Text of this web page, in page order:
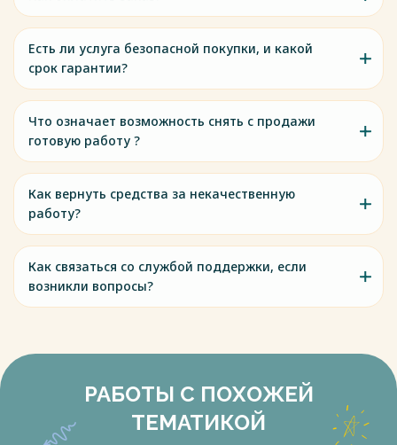
информационной системе "Единый портал
государственных и муниципальных услуг (функций)",
"Требованиями к региональным порталам государственных
и муниципальных услуг (функций)") // "Российская газета",
N 246, 02.11.2011.
Весь текст будет доступенпосле покупки
Есть ли услуга безопасной покупки, и какой
срок гарантии?
Что означает возможность снять с продажи
готовую работу ?
Как вернуть средства за некачественную
работу?
Как связаться со службой поддержки, если
возникли вопросы?
РАБОТЫ С ПОХОЖЕЙ
ТЕМАТИКОЙ